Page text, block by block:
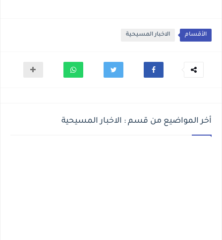
الأقسام الاخبار المسيحية
أخر المواضيع من قسم : الاخبار المسيحية